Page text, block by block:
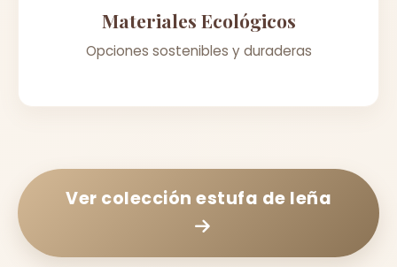
Materiales Ecológicos
Opciones sostenibles y duraderas
Ver colección estufa de leña